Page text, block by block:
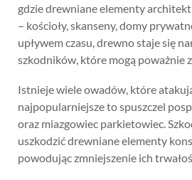
gdzie drewniane elementy
– kościoły, skanseny, domy
upływem czasu, drewno staje się
szkodników, które mogą poważnie
Istnieje wiele owadów, które
najpopularniejsze to spuszczel
oraz miazgowiec parkietowiec.
uszkodzić drewniane elementy
powodując zmniejszenie ich